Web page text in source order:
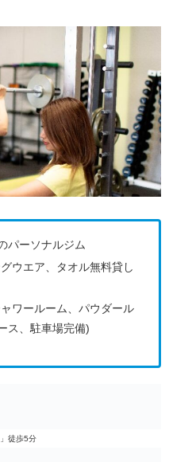
パーソナルジム
ウエア、タオル無料貸し
ワールーム、パウダール
ス、駐車場完備)
徒歩5分